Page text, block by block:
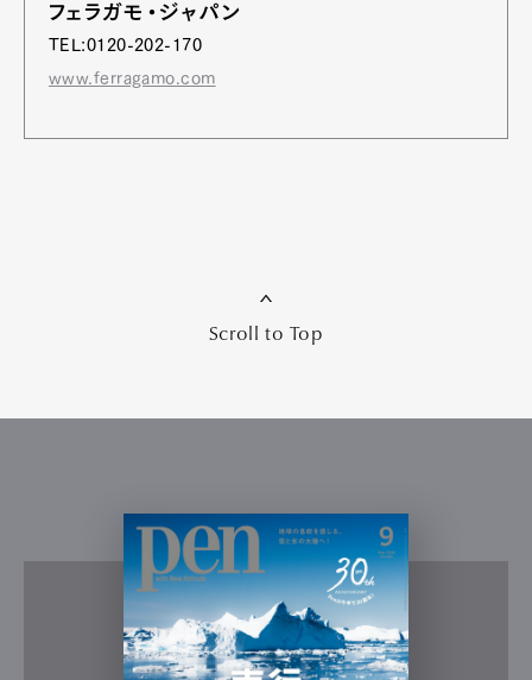
フェラガモ・ジャパン
TEL:0120-202-170
www.ferragamo.com
Scroll to Top